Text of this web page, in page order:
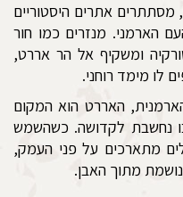
אתרים היסטוריים
הארמני. מנזרים כמו חור
ומשקיף אל הר אררט,
לו מימד רוחני.
האררט הוא המקום
נחשבת לקדושה. כשהשמש
מתארכים על פני העמק,
מתוך האבן.